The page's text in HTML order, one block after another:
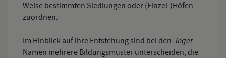
Weise bestimmten Siedlungen oder (Einzel-)Höfen
zuordnen.
Im Hinblick auf ihre Entstehung sind bei den -inger-
Namen mehrere Bildungsmuster unterscheiden, die